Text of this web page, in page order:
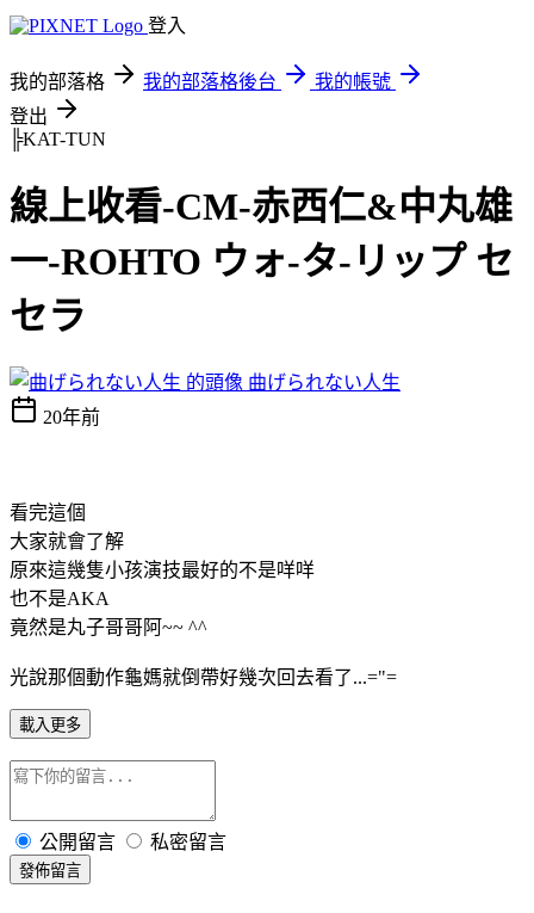
登入
我的部落格 我的部落格後台
我的帳號
登出
╠KAT-TUN
線上收看-CM-赤西仁&中丸雄
一-ROHTO ウォ-タ-リップ セ
セラ
曲げられない人生
20年前
看完這個
大家就會了解
原來這幾隻小孩演技最好的不是咩咩
也不是AKA
竟然是丸子哥哥阿~~ ^^
光說那個動作龜媽就倒帶好幾次回去看了...="=
載入更多
公開留言 私密留言
發佈留言